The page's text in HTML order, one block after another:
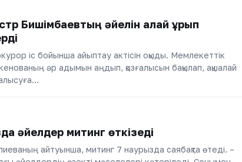
Бишімбаевтың әйелін қалай ұрып
іс бойынша айыптау актісін оқыды. Мемлекеттік
әр адымын аңдып, қозғалысын бақылап, ақшалай
әйелдер митинг өткізеді
айтуынша, митинг 7 наурызда саябақта өтеді. –